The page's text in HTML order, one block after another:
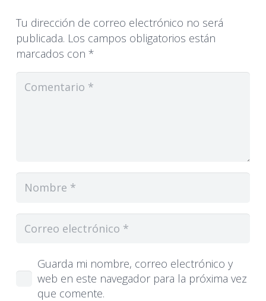
Tu dirección de correo electrónico no será
publicada. Los campos obligatorios están
marcados con *
Guarda mi nombre, correo electrónico y
web en este navegador para la próxima vez
que comente.